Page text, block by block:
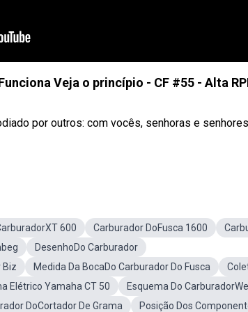
Veja o princípio - CF #55 - Alta
por outros: com vocês, senhoras e
600 Carburador DoFusca 1600
DesenhoDo Carburador
Biz
Medida Da BocaDo Carburador Do Fusca
Elétrico Yamaha CT 50
Esquema Do
DoCortador De Grama
Posição Dos